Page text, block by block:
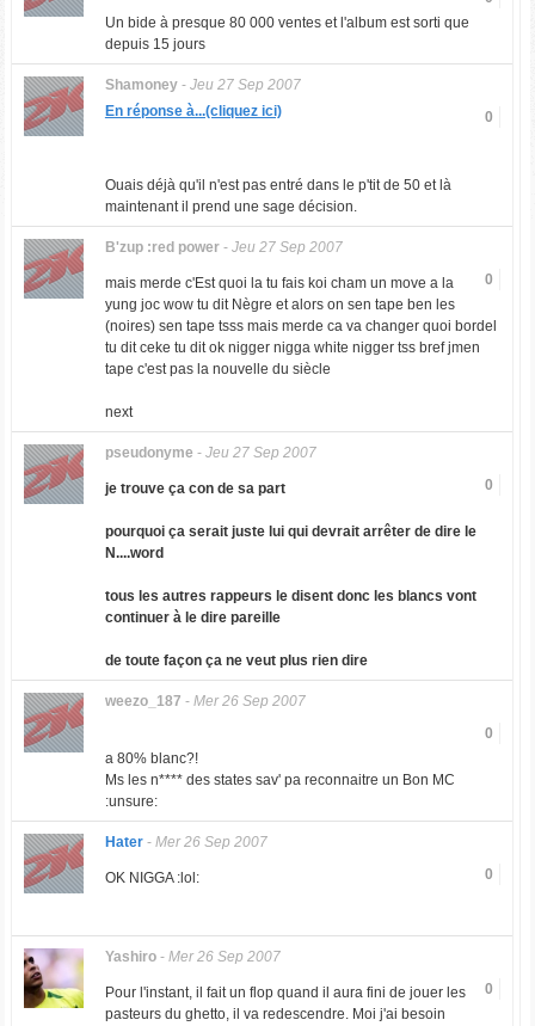
Un bide à presque 80 000 ventes et l'album est sorti que
depuis 15 jours
Shamoney- Jeu 27 Sep 2007
0
En réponse à...(cliquez ici)
Ouais déjà qu'il n'est pas entré dans le p'tit de 50 et là
maintenant il prend une sage décision.
B'zup :red power- Jeu 27 Sep 2007
0
mais merde c'Est quoi la tu fais koi cham un move a la
yung joc wow tu dit Nègre et alors on sen tape ben les
(noires) sen tape tsss mais merde ca va changer quoi bordel
tu dit ceke tu dit ok nigger nigga white nigger tss bref jmen
tape c'est pas la nouvelle du siècle
next
pseudonyme - Jeu 27 Sep 2007
0
je trouve ça con de sa part
pourquoi ça serait juste lui qui devrait arrêter de dire le
N....word
tous les autres rappeurs le disent donc les blancs vont
continuer à le dire pareille
de toute façon ça ne veut plus rien dire
weezo_187 - Mer 26 Sep 2007
0
a 80% blanc?!
Ms les n**** des states sav' pa reconnaitre un Bon MC
:unsure:
Hater- Mer 26 Sep 2007
0
OK NIGGA :lol:
Yashiro- Mer 26 Sep 2007
0
Pour l'instant, il fait un flop quand il aura fini de jouer les
pasteurs du ghetto, il va redescendre. Moi j'ai besoin